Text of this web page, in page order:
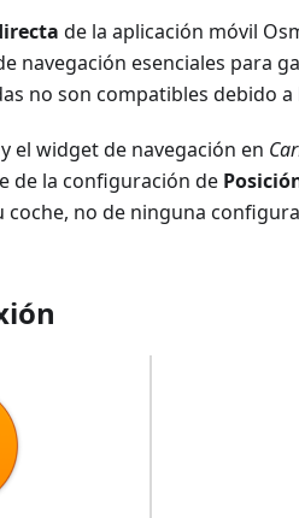
de la aplicación móvil
navegación esenciales para
no son compatibles debido
el widget de navegación en
de la configuración de
no de ninguna